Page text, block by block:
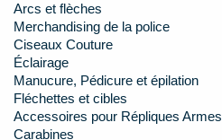
Arcs et flèches
Merchandising de la police
Ciseaux Couture
Éclairage
Manucure, Pédicure et épilation
Fléchettes et cibles
Accessoires pour Répliques Armes
Carabines